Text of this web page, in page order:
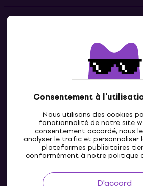
Consentement à
Nous utilisons des cookies
fonctionnalité de notre site
consentement accordé, nous
analyser le trafic et personnaliser
plateformes publicitaires
conformément à notre politique
D'accord
Contacte nous
LU